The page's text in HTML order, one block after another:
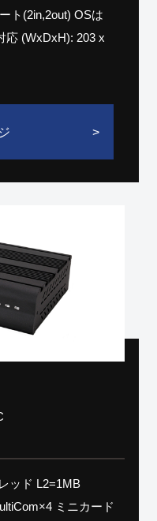
ト(2in,2out) OSは
応 (WxDxH): 203 x
ッド L2=1MB
ミニカード